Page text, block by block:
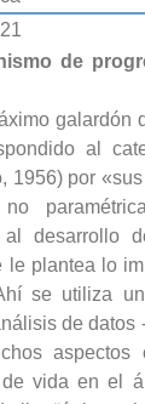
de
galardón
al
1956) por
desarrollo
le plantea lo
se utiliza
de datos
aspectos
vida en el